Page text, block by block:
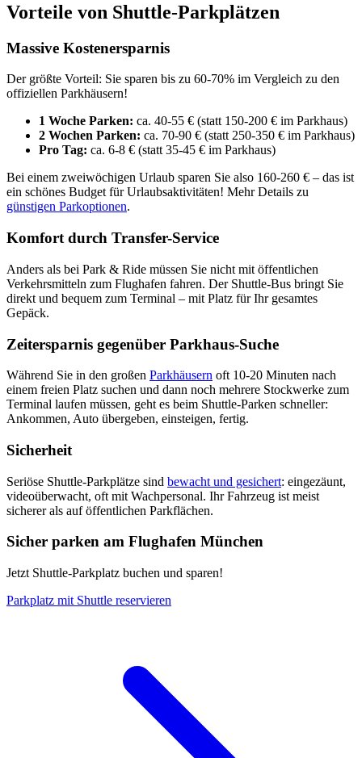
Vorteile von Shuttle-Parkplätzen
Massive Kostenersparnis
Der größte Vorteil: Sie sparen bis zu 60-70% im Vergleich zu den
offiziellen Parkhäusern!
1 Woche Parken: ca. 40-55 € (statt 150-200 € im Parkhaus)
2 Wochen Parken: ca. 70-90 € (statt 250-350 € im Parkhaus)
Pro Tag: ca. 6-8 € (statt 35-45 € im Parkhaus)
Bei einem zweiwöchigen Urlaub sparen Sie also 160-260 € – das ist
ein schönes Budget für Urlaubsaktivitäten! Mehr Details zu
günstigen Parkoptionen.
Komfort durch Transfer-Service
Anders als bei Park & Ride müssen Sie nicht mit öffentlichen
Verkehrsmitteln zum Flughafen fahren. Der Shuttle-Bus bringt Sie
direkt und bequem zum Terminal – mit Platz für Ihr gesamtes
Gepäck.
Zeitersparnis gegenüber Parkhaus-Suche
Während Sie in den großen Parkhäusern oft 10-20 Minuten nach
einem freien Platz suchen und dann noch mehrere Stockwerke zum
Terminal laufen müssen, geht es beim Shuttle-Parken schneller:
Ankommen, Auto übergeben, einsteigen, fertig.
Sicherheit
Seriöse Shuttle-Parkplätze sind bewacht und gesichert: eingezäunt,
videoüberwacht, oft mit Wachpersonal. Ihr Fahrzeug ist meist
sicherer als auf öffentlichen Parkflächen.
Sicher parken am Flughafen München
Jetzt Shuttle-Parkplatz buchen und sparen!
Parkplatz mit Shuttle reservieren